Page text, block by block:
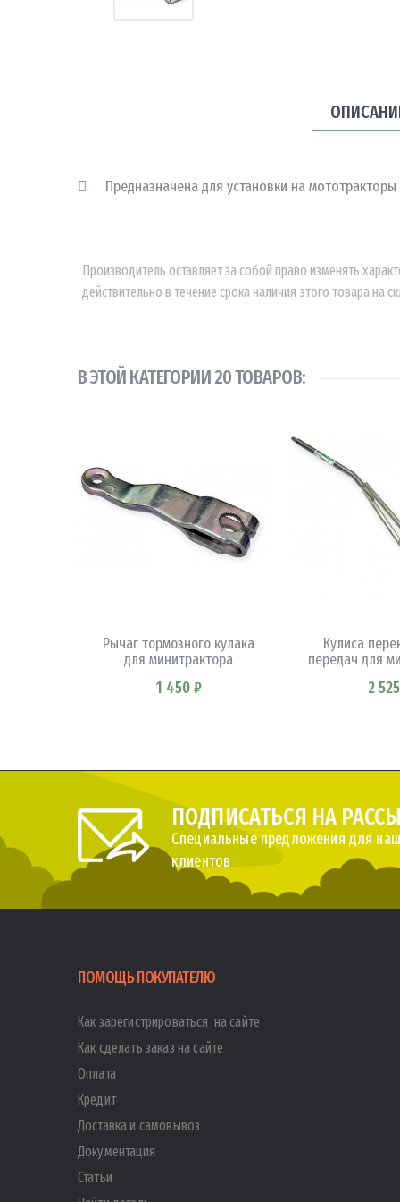
Предназначена для установки на
Производитель оставляет за собой право изменять
действительно в течение срока наличия этого товара на
В ЭТОЙ КАТЕГОРИИ 20 ТОВАРОВ:
Рычаг тормозного кулака
для минитрактора
1 450 ₽
Кулиса
передач для
2
ПОДПИСАТЬСЯ НА
Специальные предложения для
клиентов
ПОМОЩЬ ПОКУПАТЕЛЮ
Как зарегистрироваться на сайте
Как сделать заказ на сайте
Оплата
Кредит
Доставка и самовывоз
Документация
Статьи